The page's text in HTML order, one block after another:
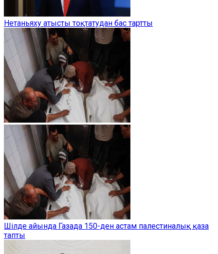
Нетаньяху атысты тоқтатудан бас тартты
Шілде айында Газада 150-ден астам палестиналық қаза
тапты